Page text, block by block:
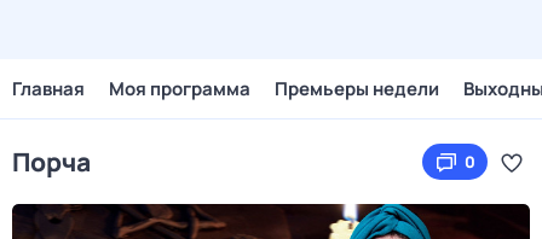
Главная Моя программа Премьеры недели
Порча 0